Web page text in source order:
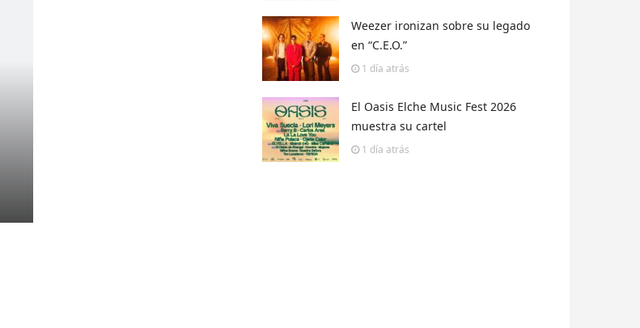
Weezer ironizan sobre su legado
en “C.E.O.”
1 día atrás
El Oasis Elche Music Fest 2026
muestra su cartel
1 día atrás